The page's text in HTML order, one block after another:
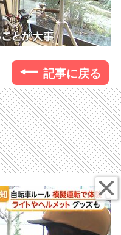
記事に戻る